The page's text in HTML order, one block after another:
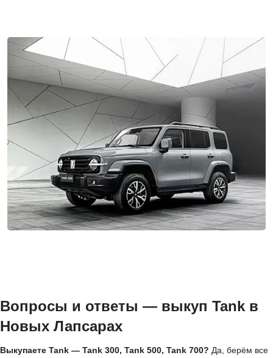
Вопросы и ответы — выкуп Tank в
Новых Лапсарах
Выкупаете Tank — Tank 300, Tank 500, Tank 700? Да, берём все